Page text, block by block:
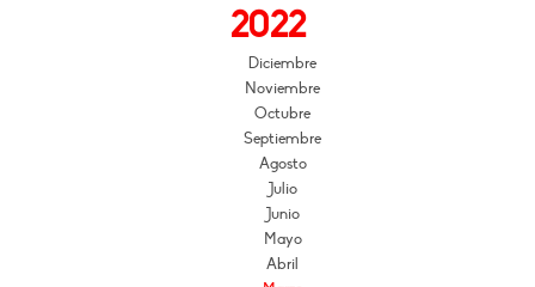
2022
Diciembre
Noviembre
Octubre
Septiembre
Agosto
Julio
Junio
Mayo
Abril